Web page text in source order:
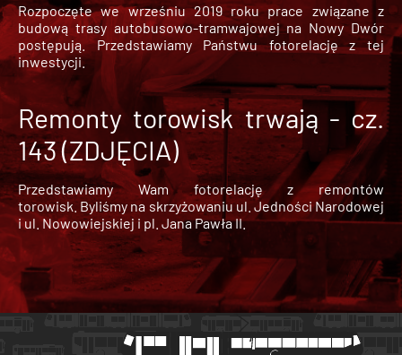
Rozpoczęte we wrześniu 2019 roku prace związane z
budową trasy autobusowo-tramwajowej na Nowy Dwór
postępują. Przedstawiamy Państwu fotorelację z tej
inwestycji.
Remonty torowisk trwają - cz.
143 (ZDJĘCIA)
Przedstawiamy Wam fotorelację z remontów
torowisk. Byliśmy na skrzyżowaniu ul. Jedności Narodowej
i ul. Nowowiejskiej i pl. Jana Pawła II.